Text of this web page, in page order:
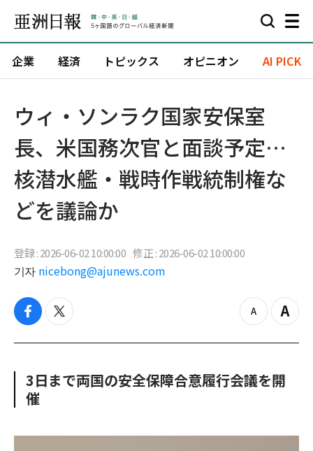
企業 経済 トピックス オピニオン AI PICK
ウィ・ソンラク国家安保室
長、米国務次官と面談予定…
核潜水艦・戦時作戦統制権な
どを議論か
登録 : 2026-06-02 10:00:00 修正 : 2026-06-02 10:00:00
기자 nicebong@ajunews.com
f
c
o
o
k
t
i
e
z
o
u
Z
o
n
3日まで両国の安全保障合意履行会議を開
催